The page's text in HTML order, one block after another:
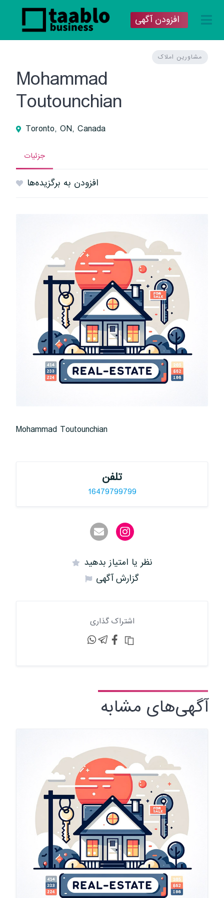
افزودن آگهی
مشاورین املاک
Mohammad
Toutounchian
Toronto, ON, Canada
جزئیات
افزودن به برگزیده‌ها
Mohammad Toutounchian
تلفن
16479799799
نظر یا امتیاز بدهید
گزارش آگهی
اشتراک گذاری
آگهی‌های مشابه